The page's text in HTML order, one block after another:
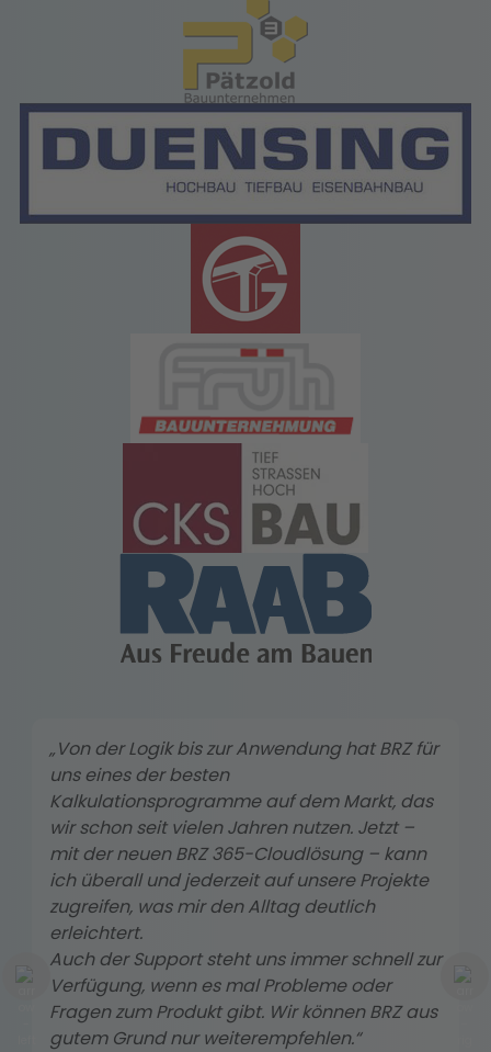
„Von der Logik bis zur Anwendung hat BRZ für
uns eines der besten
Kalkulationsprogramme auf dem Markt, das
wir schon seit vielen Jahren nutzen. Jetzt –
mit der neuen BRZ 365-Cloudlösung – kann
ich überall und jederzeit auf unsere Projekte
zugreifen, was mir den Alltag deutlich
erleichtert.
Auch der Support steht uns immer schnell zur
Verfügung, wenn es mal Probleme oder
Fragen zum Produkt gibt. Wir können BRZ aus
gutem Grund nur weiterempfehlen.“